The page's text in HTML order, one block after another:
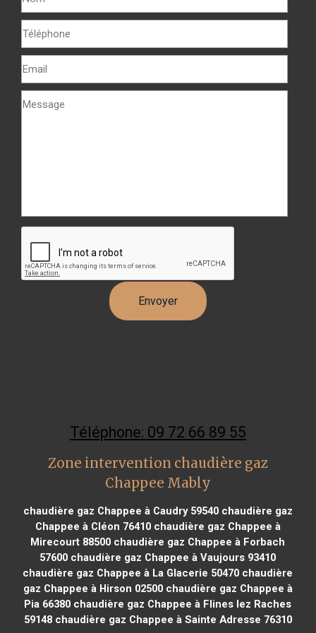
Téléphone: 09 72 66 89 55
Zone intervention chaudière gaz
Chappee Mably
chaudière gaz Chappee à Caudry 59540chaudière gaz
Chappee à Cléon 76410chaudière gaz Chappee à
Mirecourt 88500 chaudière gaz Chappee à Forbach
57600 chaudière gaz Chappee à Vaujours 93410
chaudière gaz Chappee à La Glacerie 50470 chaudière
gaz Chappee à Hirson 02500chaudière gaz Chappee à
Pia 66380 chaudière gaz Chappee à Flines lez Raches
59148chaudière gaz Chappee à Sainte Adresse 76310